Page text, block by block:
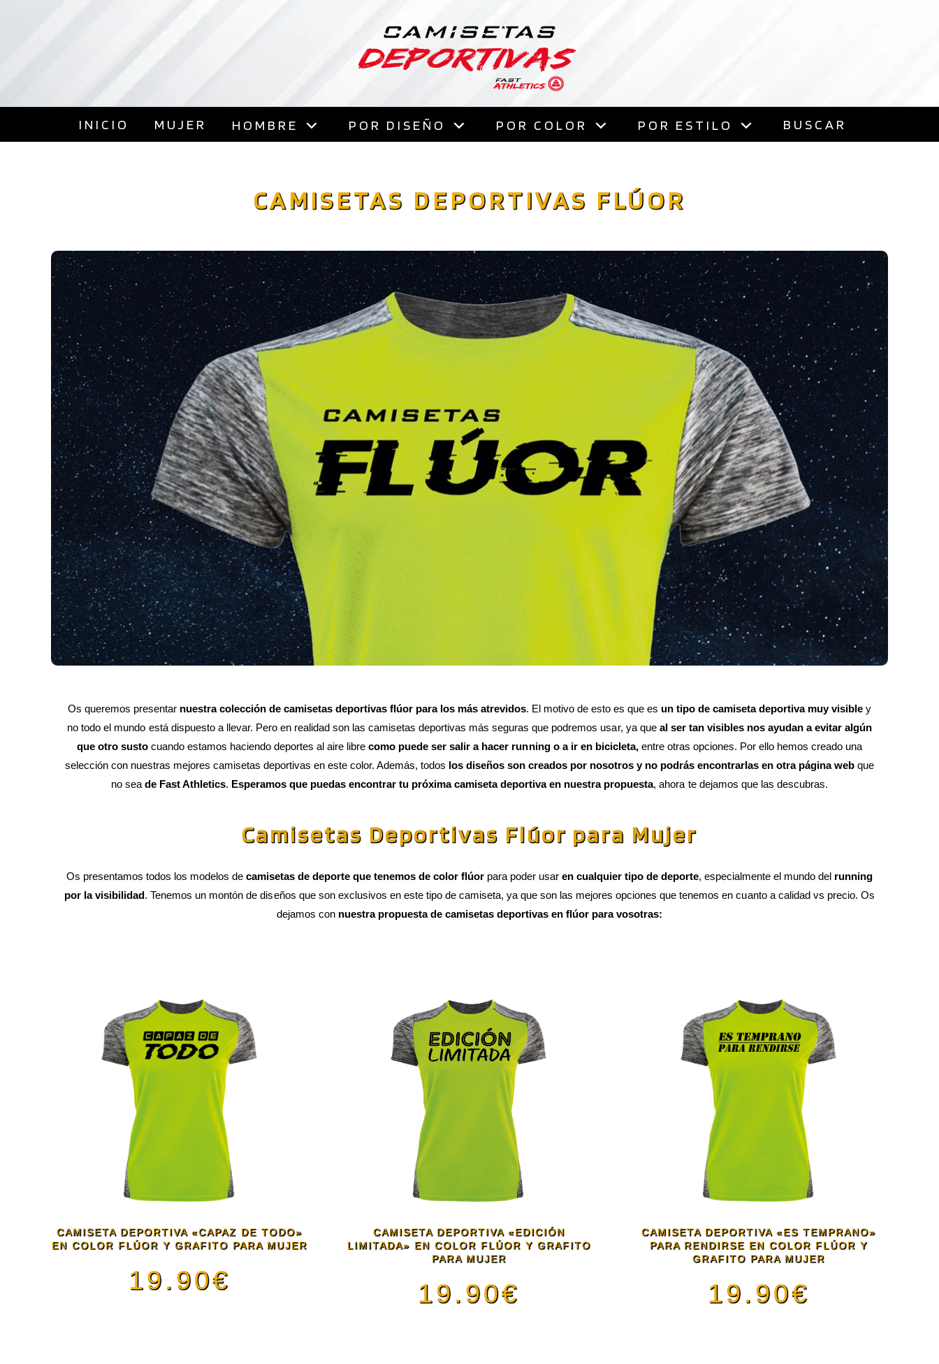
al
contenido
FAST ATHLETICS
INICIO MUJER HOMBRE POR DISEÑO POR COLOR POR ESTILO BUSCAR
CAMISETAS DEPORTIVAS FLÚOR
Os queremos presentar nuestra colección de camisetas deportivas flúor para los más atrevidos. El motivo de esto es que es un tipo de camiseta deportiva muy visible y
no todo el mundo está dispuesto a llevar. Pero en realidad son las camisetas deportivas más seguras que podremos usar, ya que al ser tan visibles nos ayudan a evitar algún
que otro susto cuando estamos haciendo deportes al aire librecomo puede ser salir a hacer running o a ir en bicicleta,entre otras opciones. Por ello hemos creado una
selección con nuestras mejores camisetas deportivas en este color. Además, todos los diseños son creados por nosotros y no podrás encontrarlas en otra página web que
no seade Fast Athletics. Esperamos que puedas encontrar tu próxima camiseta deportiva en nuestra propuesta, ahora te dejamos que las descubras.
Camisetas Deportivas Flúor para Mujer
Os presentamos todos los modelos de camisetas de deporte que tenemos de color flúorpara poder usaren cualquier tipo de deporte, especialmente el mundo del running
por la visibilidad. Tenemos un montón de diseños que son exclusivos en este tipo de camiseta, ya que son las mejores opciones que tenemos en cuanto a calidad vs precio. Os
dejamos con nuestra propuesta de camisetas deportivas en flúor para vosotras:
CAMISETA DEPORTIVA «CAPAZ DE TODO»
EN COLOR FLÚOR Y GRAFITO PARA MUJER
19.90€
CAMISETA DEPORTIVA «EDICIÓN
LIMITADA» EN COLOR FLÚOR Y GRAFITO
PARA MUJER
19.90€
CAMISETA DEPORTIVA «ES TEMPRANO»
PARA RENDIRSE EN COLOR FLÚOR Y
GRAFITO PARA MUJER
19.90€